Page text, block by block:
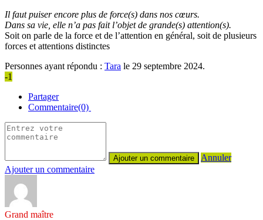
Il faut puiser encore plus de force(s) dans nos cœurs.
Dans sa vie, elle n’a pas fait l’objet de grande(s) attention(s).
Soit on parle de la force et de l’attention en général, soit de plusieurs
forces et attentions distinctes
Personnes ayant répondu : Tara le 29 septembre 2024.
-1
Partager
Commentaire(0)
Annuler
Ajouter un commentaire
Grand maître